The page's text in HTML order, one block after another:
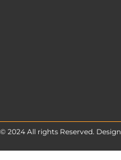
© 2024 All rights Reserved.